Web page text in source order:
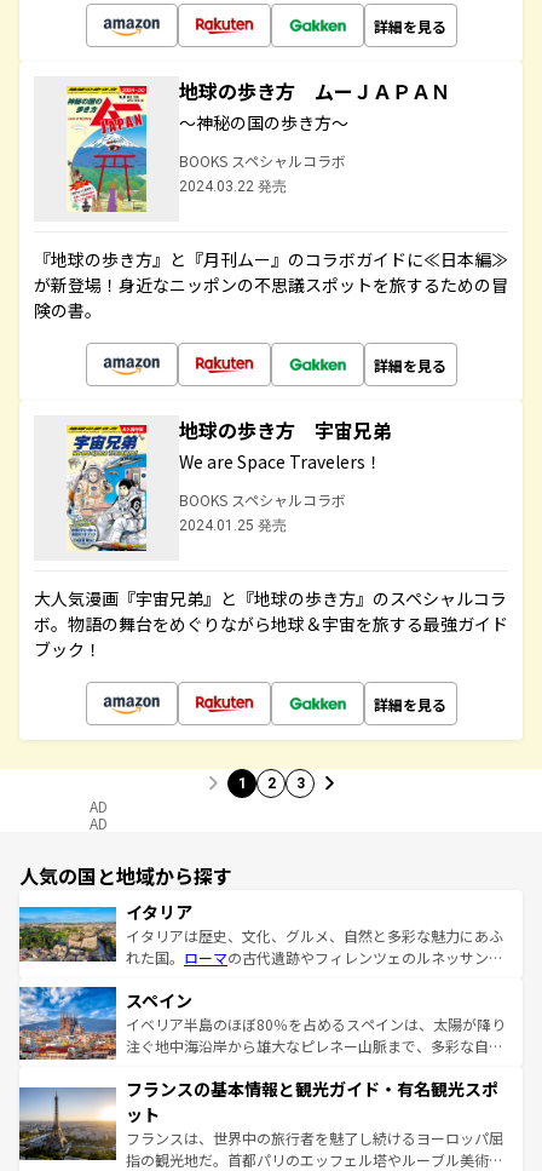
詳細を見る
地球の歩き方 ムーＪＡＰＡＮ
～神秘の国の歩き方～
BOOKS スペシャルコラボ
2024.03.22 発売
『地球の歩き方』と『月刊ムー』のコラボガイドに≪日本編≫
が新登場！身近なニッポンの不思議スポットを旅するための冒
険の書。
詳細を見る
地球の歩き方 宇宙兄弟
We are Space Travelers！
BOOKS スペシャルコラボ
2024.01.25 発売
大人気漫画『宇宙兄弟』と『地球の歩き方』のスペシャルコラ
ボ。物語の舞台をめぐりながら地球＆宇宙を旅する最強ガイド
ブック！
詳細を見る
1 2 3
AD
AD
人気の国と地域から探す
イタリア
イタリアは歴史、文化、グルメ、自然と多彩な魅力にあふ
れた国。 ローマの古代遺跡やフィレンツェのルネッサンス
ろん、トスカーナの美しい田園風景やアマルフィ海岸の絶
景など、自然景観も見逃せない。観光の合間には、本場の
ピザやパスタなど、絶品のイタリア料理を堪能することも
ませてくれるイタリアで、忘れられない旅をしてみよう！
なお、新着のイタリア情報は
しい。
スペイン
イベリア半島のほぼ80％を占めるスペインは、太陽が降り
注ぐ地中海沿岸から雄大なピレネー山脈まで、多彩な自然
文化が根付くこの国では、情熱的なフラメンコ、熱気あふ
れる闘牛、そして美味しいタパスが生活の一部となってい
る。首都マドリードの洗練された雰囲気や、バルセロナの
アートに溢れた街角から、地方では古代ローマ遺跡や中世
フランスの基本情報と観光ガイド・有名観光スポ
ット
フランスは、世界中の旅行者を魅了し続けるヨーロッパ屈
指の観光地だ。首都パリのエッフェル塔やルーブル美術館